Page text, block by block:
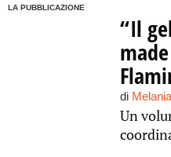
LA PUBBLICAZIONE
“Il
di
Un